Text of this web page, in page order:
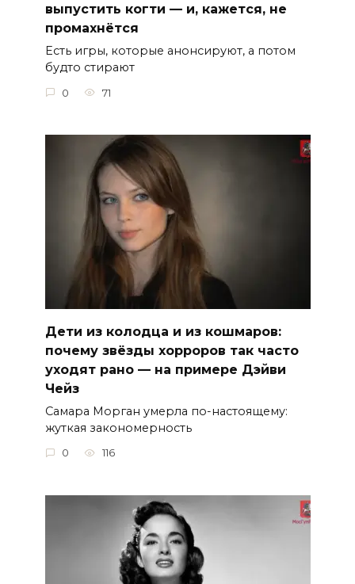
выпустить когти — и, кажется, не
промахнётся
Есть игры, которые анонсируют, а потом
будто стирают
0 71
Дети из колодца и из кошмаров:
почему звёзды хорроров так часто
уходят рано — на примере Дэйви
Чейз
Самара Морган умерла по-настоящему:
жуткая закономерность
0 116